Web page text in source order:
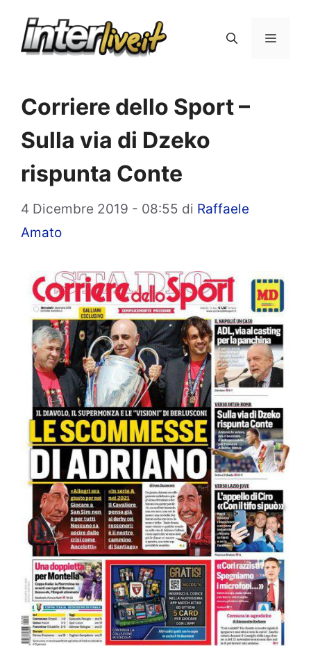
Menu
Corriere dello Sport –
Sulla via di Dzeko
rispunta Conte
4 Dicembre 2019 - 08:55 di Raffaele
Amato